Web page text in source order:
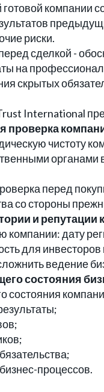
готовой компании
риски.
сделкой -
на
скрытых
International
проверка
чистоту
перед
со стороны
и репутации
компании: дату
для
ведение
состояния
состояния
процессов.